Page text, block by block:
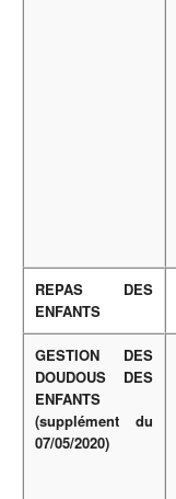
REPAS DES
ENFANTS
GESTION DES
DOUDOUS DES
ENFANTS
(supplément du
07/05/2020)